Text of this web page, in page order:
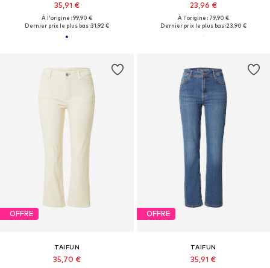
35,91 €
À l'origine : 99,90 €
Dernier prix le plus bas :31,92 €
23,96 €
À l'origine : 79,90 €
Dernier prix le plus bas :23,90 €
OFFRE
TAIFUN
35,70 €
OFFRE
TAIFUN
35,91 €